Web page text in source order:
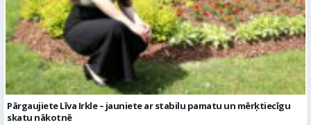
Pārgaujiete Līva Irkle – jauniete ar stabilu pamatu un mērķtiecīgu
skatu nākotnē